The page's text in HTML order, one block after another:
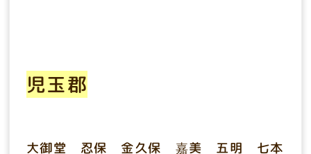
児玉郡
大御堂 忍保 金久保 嘉美 五明 七本